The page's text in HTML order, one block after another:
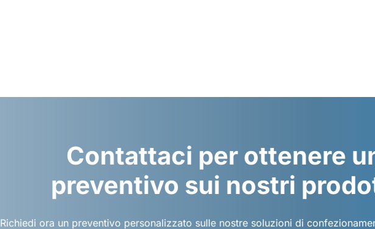
Contattaci per ottenere
preventivo sui nostri
Richiedi ora un preventivo personalizzato sulle nostre soluzioni di